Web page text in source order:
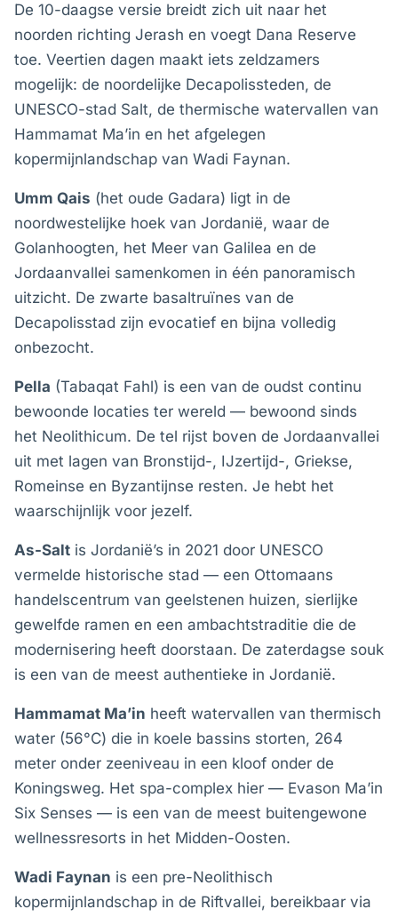
De 10-daagse versie breidt zich uit naar het
noorden richting Jerash en voegt Dana Reserve
toe. Veertien dagen maakt iets zeldzamers
mogelijk: de noordelijke Decapolissteden, de
UNESCO-stad Salt, de thermische watervallen van
Hammamat Ma’in en het afgelegen
kopermijnlandschap van Wadi Faynan.
Umm Qais (het oude Gadara) ligt in de
noordwestelijke hoek van Jordanië, waar de
Golanhoogten, het Meer van Galilea en de
Jordaanvallei samenkomen in één panoramisch
uitzicht. De zwarte basaltruïnes van de
Decapolisstad zijn evocatief en bijna volledig
onbezocht.
Pella (Tabaqat Fahl) is een van de oudst continu
bewoonde locaties ter wereld — bewoond sinds
het Neolithicum. De tel rijst boven de Jordaanvallei
uit met lagen van Bronstijd-, IJzertijd-, Griekse,
Romeinse en Byzantijnse resten. Je hebt het
waarschijnlijk voor jezelf.
As-Salt is Jordanië’s in 2021 door UNESCO
vermelde historische stad — een Ottomaans
handelscentrum van geelstenen huizen, sierlijke
gewelfde ramen en een ambachtstraditie die de
modernisering heeft doorstaan. De zaterdagse souk
is een van de meest authentieke in Jordanië.
Hammamat Ma’in heeft watervallen van thermisch
water (56°C) die in koele bassins storten, 264
meter onder zeeniveau in een kloof onder de
Koningsweg. Het spa-complex hier — Evason Ma’in
Six Senses — is een van de meest buitengewone
wellnessresorts in het Midden-Oosten.
Wadi Faynan is een pre-Neolithisch
kopermijnlandschap in de Riftvallei, bereikbaar via